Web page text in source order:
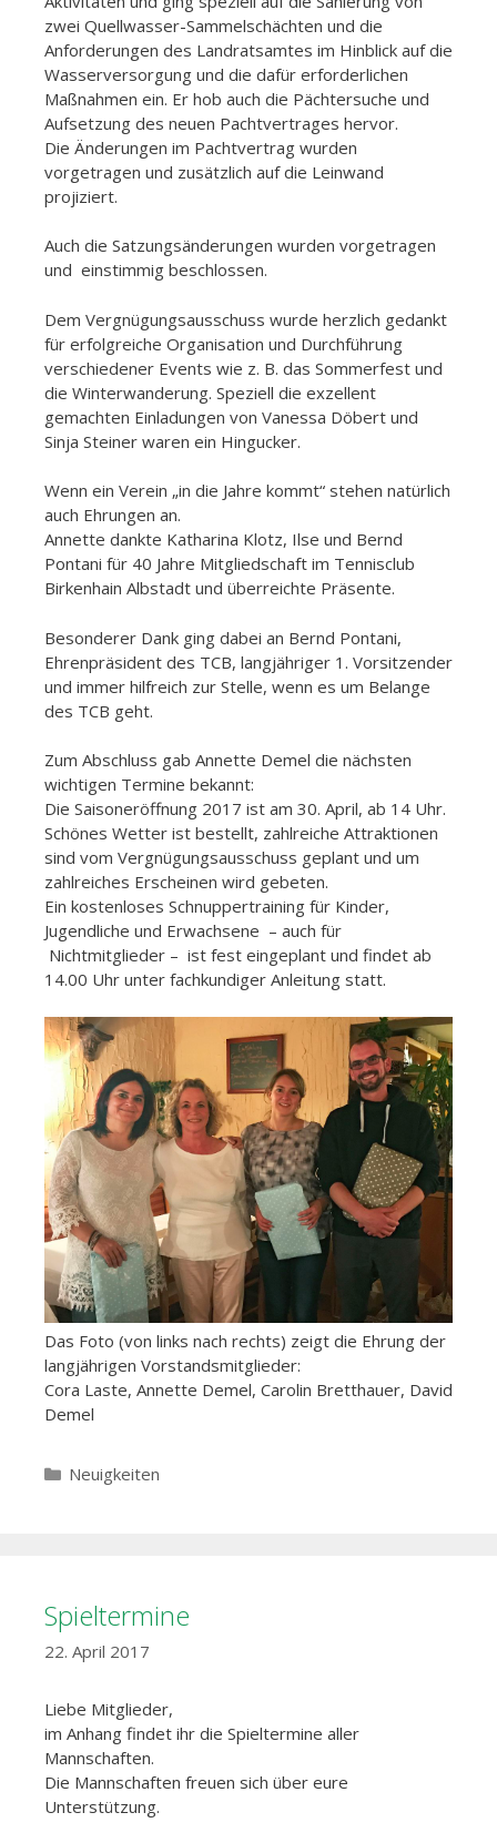
zwei Quellwasser-Sammelschächten und die
Anforderungen des Landratsamtes im Hinblick auf die
Wasserversorgung und die dafür erforderlichen
Maßnahmen ein. Er hob auch die Pächtersuche und
Aufsetzung des neuen Pachtvertrages hervor.
Die Änderungen im Pachtvertrag wurden
vorgetragen und zusätzlich auf die Leinwand
projiziert.
Auch die Satzungsänderungen wurden vorgetragen
und einstimmig beschlossen.
Dem Vergnügungsausschuss wurde herzlich gedankt
für erfolgreiche Organisation und Durchführung
verschiedener Events wie z. B. das Sommerfest und
die Winterwanderung. Speziell die exzellent
gemachten Einladungen von Vanessa Döbert und
Sinja Steiner waren ein Hingucker.
Wenn ein Verein „in die Jahre kommt“ stehen natürlich
auch Ehrungen an.
Annette dankte Katharina Klotz, Ilse und Bernd
Pontani für 40 Jahre Mitgliedschaft im Tennisclub
Birkenhain Albstadt und überreichte Präsente.
Besonderer Dank ging dabei an Bernd Pontani,
Ehrenpräsident des TCB, langjähriger 1. Vorsitzender
und immer hilfreich zur Stelle, wenn es um Belange
des TCB geht.
Zum Abschluss gab Annette Demel die nächsten
wichtigen Termine bekannt:
Die Saisoneröffnung 2017 ist am 30. April, ab 14 Uhr.
Schönes Wetter ist bestellt, zahlreiche Attraktionen
sind vom Vergnügungsausschuss geplant und um
zahlreiches Erscheinen wird gebeten.
Ein kostenloses Schnuppertraining für Kinder,
Jugendliche und Erwachsene – auch für
Nichtmitglieder – ist fest eingeplant und findet ab
14.00 Uhr unter fachkundiger Anleitung statt.
Das Foto (von links nach rechts) zeigt die Ehrung der
langjährigen Vorstandsmitglieder:
Cora Laste, Annette Demel, Carolin Bretthauer, David
Demel
Kategorien
Neuigkeiten
Spieltermine
22. April 2017
Liebe Mitglieder,
im Anhang findet ihr die Spieltermine aller
Mannschaften.
Die Mannschaften freuen sich über eure
Unterstützung.